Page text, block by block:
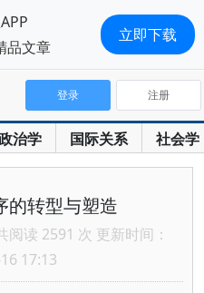
治学 国际关系 社会学
登录 注册
的转型与塑造
阅读 2591 次 更新时间：
17:13
品文章
立即下载